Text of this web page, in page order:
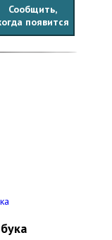
Сообщить,
появится